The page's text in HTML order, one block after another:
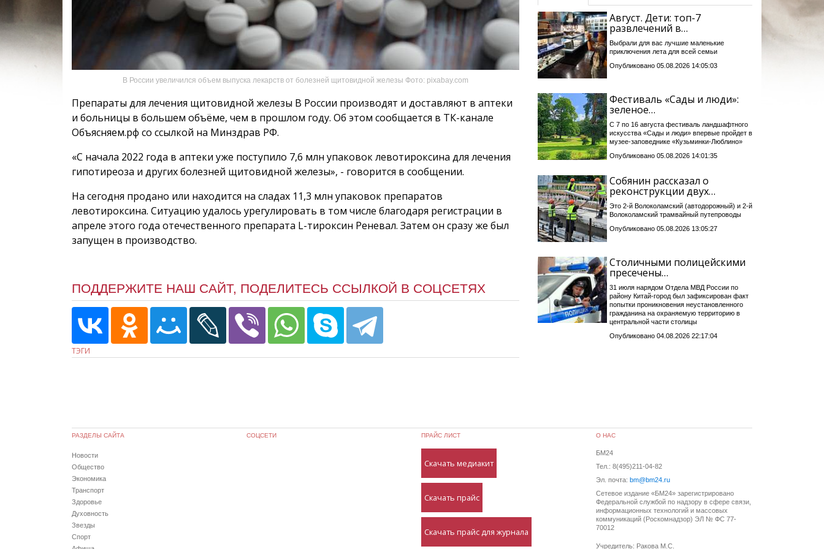
В России увеличился объем выпуска лекарств от болезней щитовидной железы Фото: pixabay.com
Препараты для лечения щитовидной железы В России производят и доставляют в аптеки
и больницы в большем объёме, чем в прошлом году. Об этом сообщается в ТК-канале
Объясняем.рф со ссылкой на Минздрав РФ.
«С начала 2022 года в аптеки уже поступило 7,6 млн упаковок левотироксина для лечения
гипотиреоза и других болезней щитовидной железы», - говорится в сообщении.
На сегодня продано или находится на сладах 11,3 млн упаковок препаратов
левотироксина. Ситуацию удалось урегулировать в том числе благодаря регистрации в
апреле этого года отечественного препарата L-тироксин Реневал. Затем он сразу же был
запущен в производство.
ПОДДЕРЖИТЕ НАШ САЙТ, ПОДЕЛИТЕСЬ ССЫЛКОЙ В СОЦСЕТЯХ
ТЭГИ
Август. Дети: топ-7
развлечений в…
Выбрали для вас лучшие маленькие
приключения лета для всей семьи
Опубликовано 05.08.2026 14:05:03
Фестиваль «Сады и люди»:
зеленое…
С 7 по 16 августа фестиваль ландшафтного
искусства «Сады и люди» впервые пройдет в
музее-заповеднике «Кузьминки-Люблино»
Опубликовано 05.08.2026 14:01:35
Собянин рассказал о
реконструкции двух…
Это 2-й Волоколамский (автодорожный) и 2-й
Волоколамский трамвайный путепроводы
Опубликовано 05.08.2026 13:05:27
Столичными полицейскими
пресечены…
31 июля нарядом Отдела МВД России по
району Китай-город был зафиксирован факт
попытки проникновения неустановленного
гражданина на охраняемую территорию в
центральной части столицы
Опубликовано 04.08.2026 22:17:04
РАЗДЕЛЫ САЙТА
Новости
Общество
Экономика
Транспорт
Здоровье
Духовность
Звезды
Спорт
СОЦСЕТИ ПРАЙС ЛИСТ
Скачать медиакит
Скачать прайс
Скачать прайс для журнала
О НАС
БМ24
Тел.: 8(495)211-04-82
Эл. почта: bm@bm24.ru
Сетевое издание «БМ24» зарегистрировано
Федеральной службой по надзору в сфере связи,
информационных технологий и массовых
коммуникаций (Роскомнадзор) ЭЛ № ФС 77-
70012
Учредитель: Ракова М.С.